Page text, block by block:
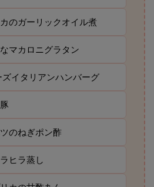
のガーリックオイル煮
マカロニグラタン
イタリアンハンバーグ
のねぎポン酢
ヒラ蒸し